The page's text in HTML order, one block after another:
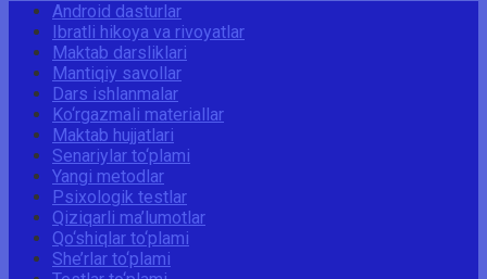
Android dasturlar
Ibratli hikoya va rivoyatlar
Maktab darsliklari
Mantiqiy savollar
Dars ishlanmalar
Ko‘rgazmali materiallar
Maktab hujjatlari
Senariylar to‘plami
Yangi metodlar
Psixologik testlar
Qiziqarli ma’lumotlar
Qo‘shiqlar to‘plami
She’rlar to‘plami